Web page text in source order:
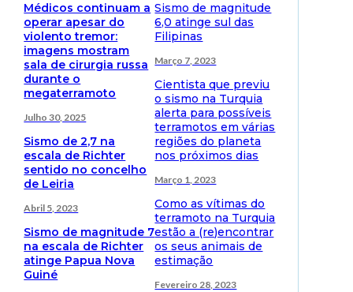
Médicos continuam a
operar apesar do
violento tremor:
imagens mostram
sala de cirurgia russa
durante o
megaterramoto
Julho 30, 2025
Sismo de 2,7 na
escala de Richter
sentido no concelho
de Leiria
Abril 5, 2023
Sismo de magnitude 7
na escala de Richter
atinge Papua Nova
Guiné
Sismo de magnitude
6,0 atinge sul das
Filipinas
Março 7, 2023
Cientista que previu
o sismo na Turquia
alerta para possíveis
terramotos em várias
regiões do planeta
nos próximos dias
Março 1, 2023
Como as vítimas do
terramoto na Turquia
estão a (re)encontrar
os seus animais de
estimação
Fevereiro 28, 2023